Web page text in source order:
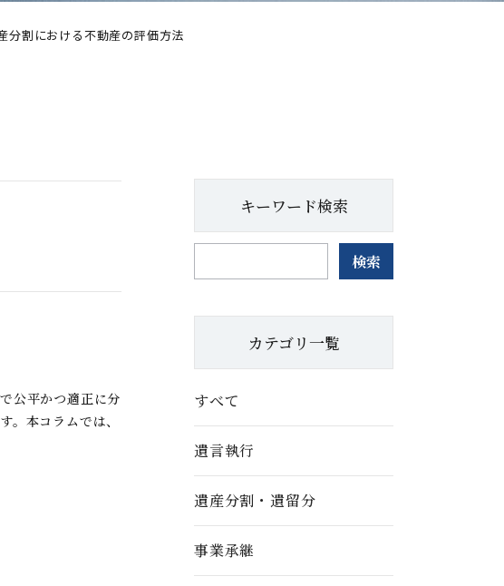
分割における不動産の評価方法
公平かつ適正に分
本コラムでは、
キーワード検索
検索
カテゴリ一覧
すべて
遺言執行
遺産分割・遺留分
事業承継